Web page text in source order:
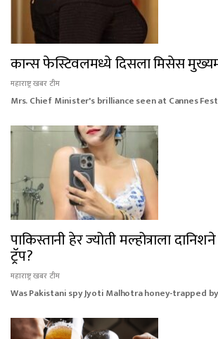
कान्स फेस्टिवलमध्ये दिसला मिसेस
महाराष्ट्र खबर टीम
Mrs. Chief Minister's brilliance seen at Cannes
पाकिस्तानी हेर ज्योती मल्होत्राला
ट्रॅप?
महाराष्ट्र खबर टीम
Was Pakistani spy Jyoti Malhotra honey-trapped